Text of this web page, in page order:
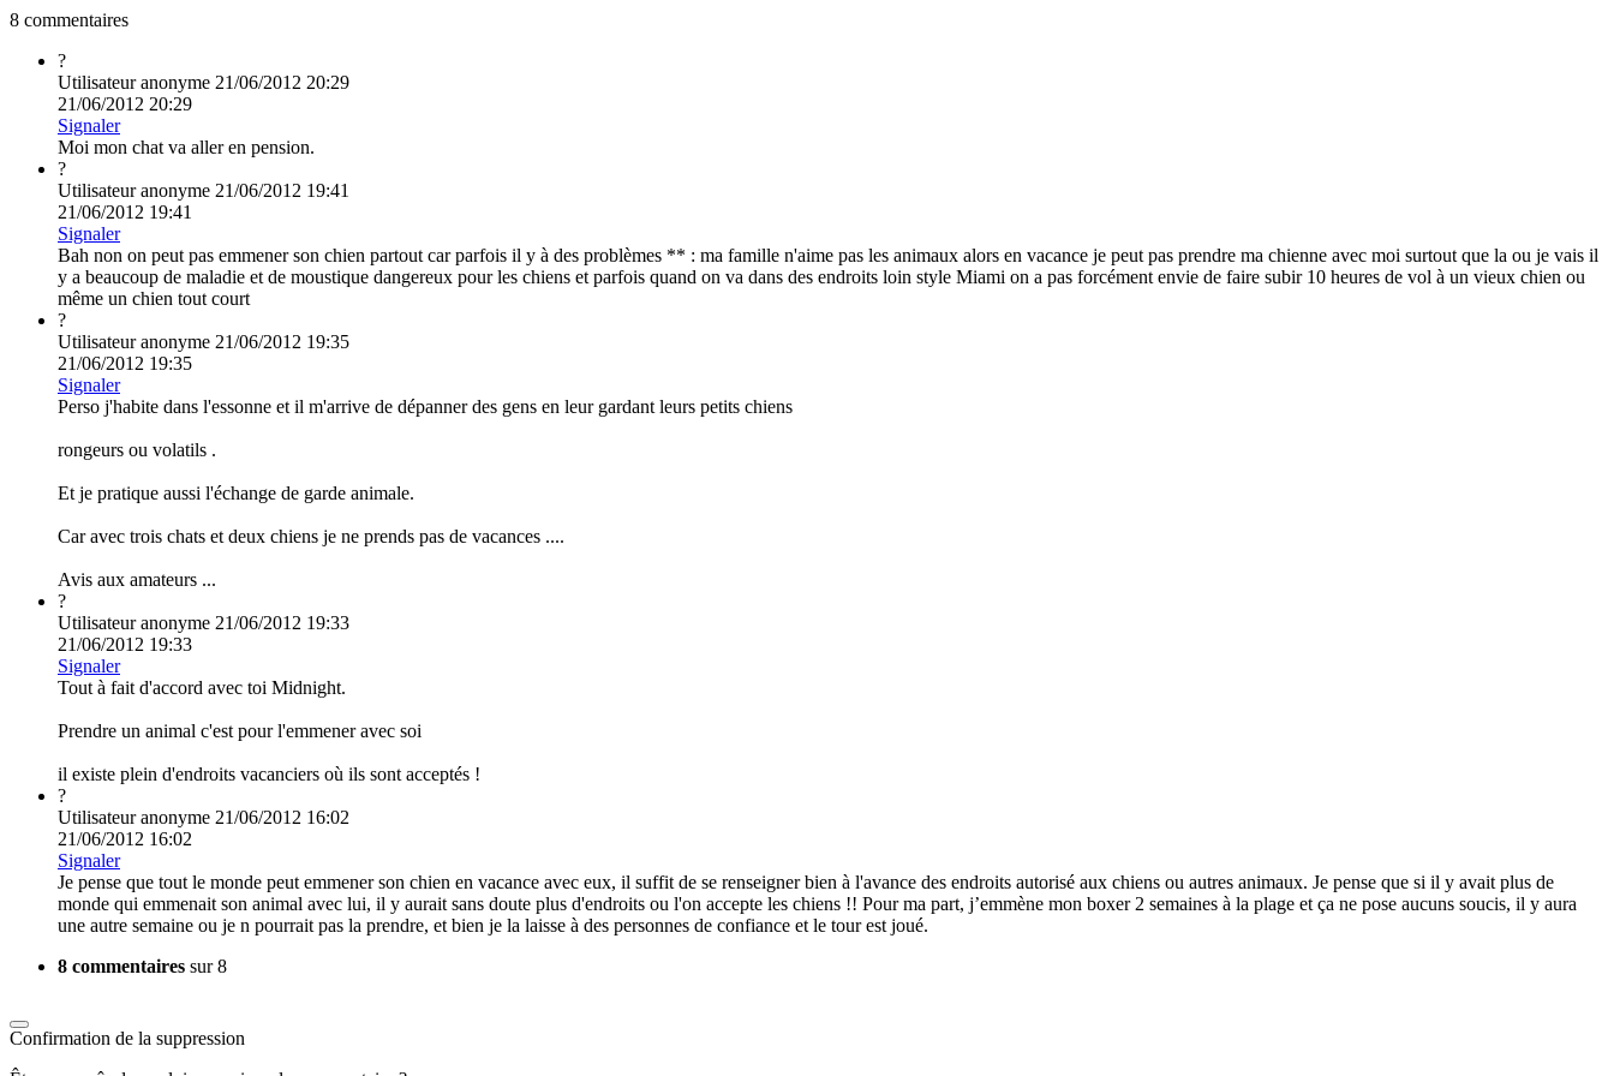
8 commentaires
?
Utilisateur anonyme 21/06/2012 20:29
21/06/2012 20:29
Signaler
Moi mon chat va aller en pension.
?
Utilisateur anonyme 21/06/2012 19:41
21/06/2012 19:41
Signaler
Bah non on peut pas emmener son chien partout car parfois il y à des problèmes ** : ma famille n'aime pas les animaux alors en vacance je peut pas prendre ma chienne avec moi surtout que la ou je vais il
y a beaucoup de maladie et de moustique dangereux pour les chiens et parfois quand on va dans des endroits loin style Miami on a pas forcément envie de faire subir 10 heures de vol à un vieux chien ou
même un chien tout court
?
Utilisateur anonyme 21/06/2012 19:35
21/06/2012 19:35
Signaler
Perso j'habite dans l'essonne et il m'arrive de dépanner des gens en leur gardant leurs petits chiens
rongeurs ou volatils .
Et je pratique aussi l'échange de garde animale.
Car avec trois chats et deux chiens je ne prends pas de vacances ....
Avis aux amateurs ...
?
Utilisateur anonyme 21/06/2012 19:33
21/06/2012 19:33
Signaler
Tout à fait d'accord avec toi Midnight.
Prendre un animal c'est pour l'emmener avec soi
il existe plein d'endroits vacanciers où ils sont acceptés !
?
Utilisateur anonyme 21/06/2012 16:02
21/06/2012 16:02
Signaler
Je pense que tout le monde peut emmener son chien en vacance avec eux, il suffit de se renseigner bien à l'avance des endroits autorisé aux chiens ou autres animaux. Je pense que si il y avait plus de
monde qui emmenait son animal avec lui, il y aurait sans doute plus d'endroits ou l'on accepte les chiens !! Pour ma part, j’emmène mon boxer 2 semaines à la plage et ça ne pose aucuns soucis, il y aura
une autre semaine ou je n pourrait pas la prendre, et bien je la laisse à des personnes de confiance et le tour est joué.
8 commentaires sur 8
Confirmation de la suppression